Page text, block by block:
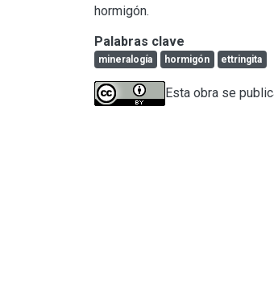
hormigón.
Palabras clave
mineralogía hormigón ettringita
Esta obra se